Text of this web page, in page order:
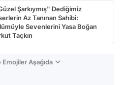
Şarkıymış" Dediğimiz
Az Tanınan Sahibi:
Sevenlerini Yasa Boğan
Taçkın
Aşağıda